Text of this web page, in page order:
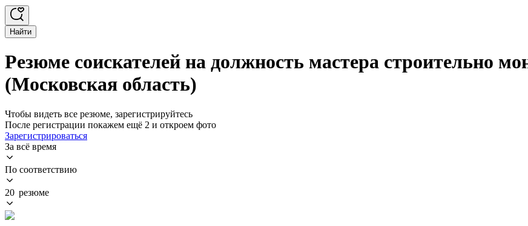
Найти
Резюме соискателей на должность мастера строительно
(Московская область)
Чтобы видеть все резюме, зарегистрируйтесь
После регистрации покажем ещё 2 и откроем фото
Зарегистрироваться
За всё время
По соответствию
20 резюме